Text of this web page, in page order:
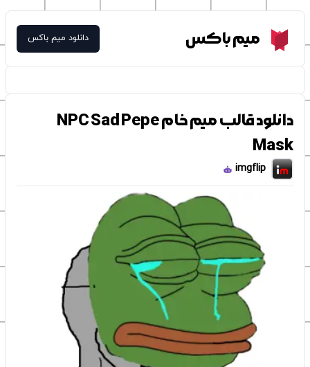
Meme Boxمیم باکس دانلود میم باکس
دانلود قالب میم خام NPC Sad Pepe
Mask
imgflip